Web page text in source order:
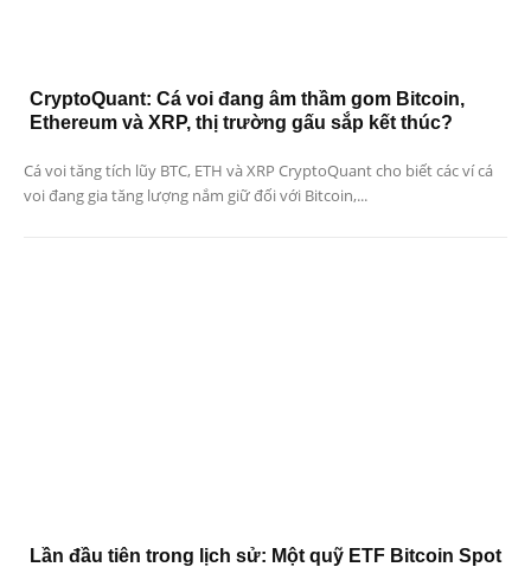
CryptoQuant: Cá voi đang âm thầm gom Bitcoin,
Ethereum và XRP, thị trường gấu sắp kết thúc?
Cá voi tăng tích lũy BTC, ETH và XRP CryptoQuant cho biết các ví cá
voi đang gia tăng lượng nắm giữ đối với Bitcoin,...
Lần đầu tiên trong lịch sử: Một quỹ ETF Bitcoin Spot